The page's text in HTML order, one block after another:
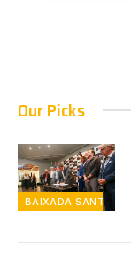
Our Picks
BAIXADA SANTISTA